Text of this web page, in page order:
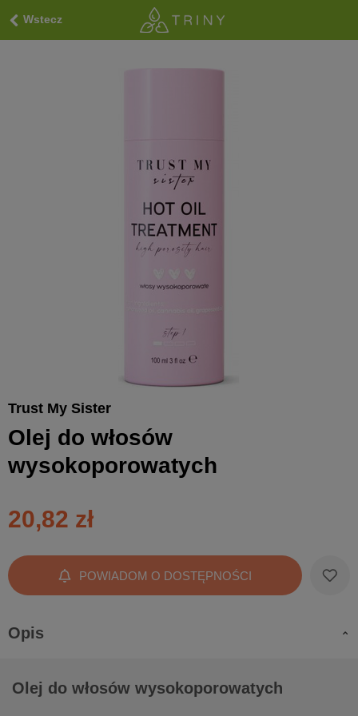
Wstecz
Trust My Sister
Olej do włosów
wysokoporowatych
20,82 zł
POWIADOM O DOSTĘPNOŚCI
Opis
Olej do włosów wysokoporowatych